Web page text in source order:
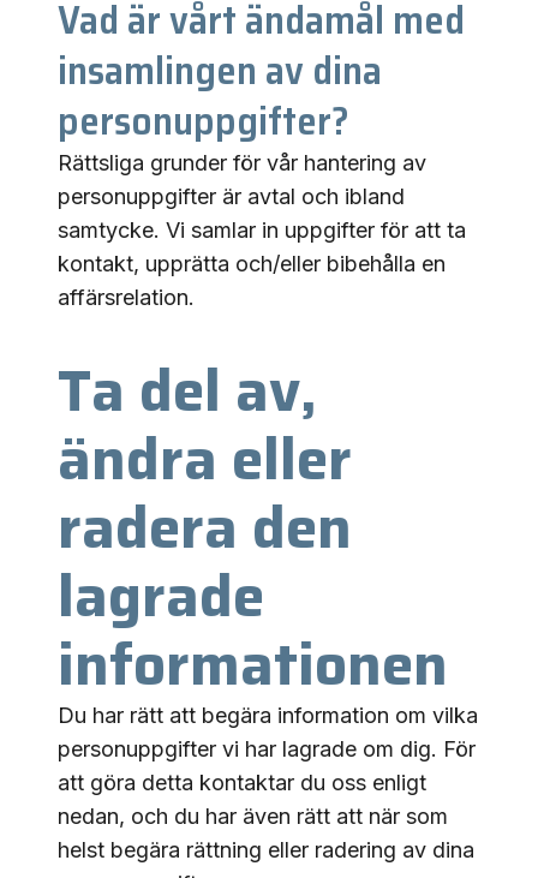
Vad är vårt ändamål med
insamlingen av dina
personuppgifter?
Rättsliga grunder för vår hantering av
personuppgifter är avtal och ibland
samtycke. Vi samlar in uppgifter för att ta
kontakt, upprätta och/eller bibehålla en
affärsrelation.
Ta del av,
ändra eller
radera den
lagrade
informationen
Du har rätt att begära information om vilka
personuppgifter vi har lagrade om dig. För
att göra detta kontaktar du oss enligt
nedan, och du har även rätt att när som
helst begära rättning eller radering av dina